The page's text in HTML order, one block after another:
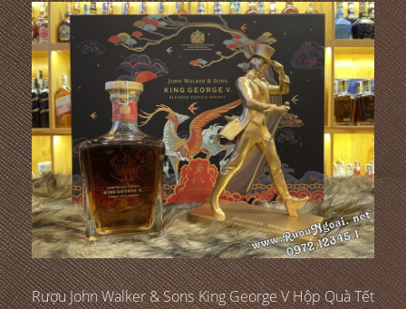
Rượu John Walker & Sons King George V Hộp Quà Tết